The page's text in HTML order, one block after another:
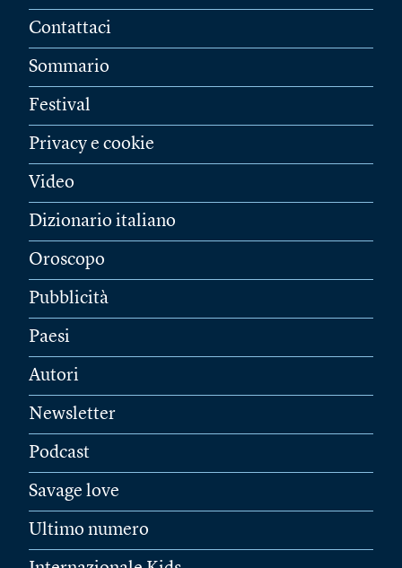
Contattaci
Sommario
Festival
Privacy e cookie
Video
Dizionario italiano
Oroscopo
Pubblicità
Paesi
Autori
Newsletter
Podcast
Savage love
Ultimo numero